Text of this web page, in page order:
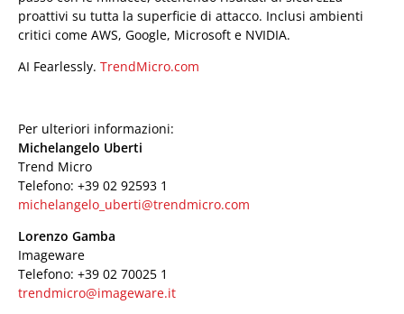
proattivi su tutta la superficie di attacco. Inclusi ambienti
critici come AWS, Google, Microsoft e NVIDIA.
AI Fearlessly. TrendMicro.com
Per ulteriori informazioni:
Michelangelo Uberti
Trend Micro
Telefono: +39 02 92593 1
michelangelo_uberti@trendmicro.com
Lorenzo Gamba
Imageware
Telefono: +39 02 70025 1
trendmicro@imageware.it